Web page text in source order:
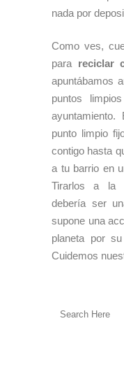
nada por
Como ves,
para reciclar
apuntábamos
puntos
punto limpio
contigo hasta
a tu barrio en
Tirarlos a la
debería ser
supone una
planeta por
Cuidemos